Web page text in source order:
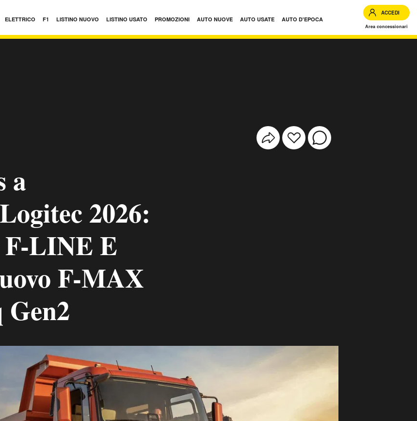
ELETTRICO F1 LISTINO NUOVO LISTINO USATO PROMOZIONI AUTO NUOVE AUTO USATE AUTO D'EPOCA
ACCEDI
Area concessionari
a
2026:
LINE E
F-MAX